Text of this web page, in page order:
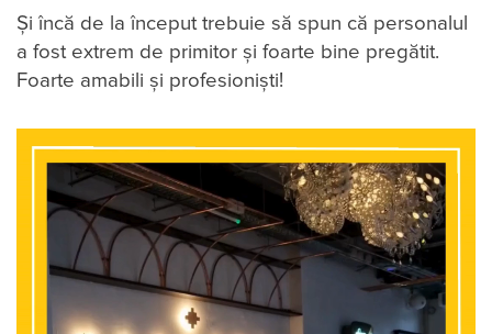
Și încă de la început trebuie să spun că personalul
a fost extrem de primitor și foarte bine pregătit.
Foarte amabili și profesioniști!